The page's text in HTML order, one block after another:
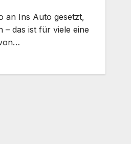
an Ins Auto gesetzt,
– das ist für viele eine